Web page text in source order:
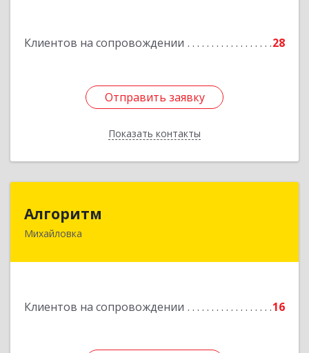
Клиентов на сопровождении 28
Отправить заявку
Показать контакты
Отправить заявку
Назад
Алгоритм
Михайловка
Клиентов на сопровождении 16